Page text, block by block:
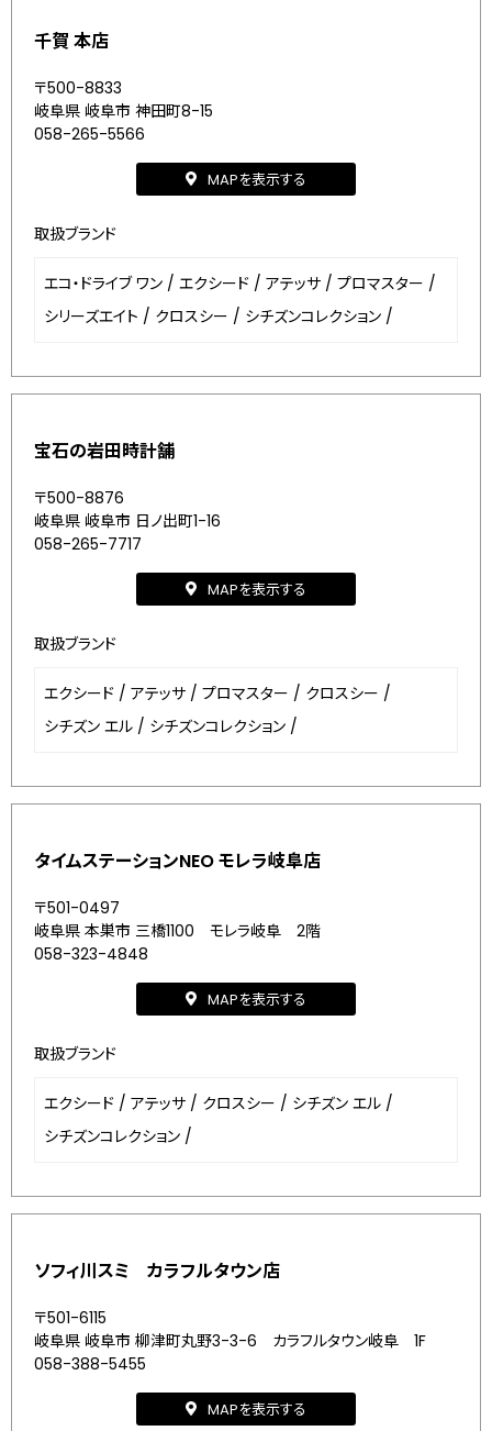
千賀 本店
〒500-8833
岐阜県 岐阜市 神田町8-15
058-265-5566
MAPを表示する
取扱ブランド
エコ・ドライブ ワン / エクシード / アテッサ / プロマスター /
シリーズエイト / クロスシー / シチズンコレクション /
宝石の岩田時計舗
〒500-8876
岐阜県 岐阜市 日ノ出町1-16
058-265-7717
MAPを表示する
取扱ブランド
エクシード / アテッサ / プロマスター / クロスシー /
シチズン エル / シチズンコレクション /
タイムステーションNEO モレラ岐阜店
〒501-0497
岐阜県 本巣市 三橋1100 モレラ岐阜 2階
058-323-4848
MAPを表示する
取扱ブランド
エクシード / アテッサ / クロスシー / シチズン エル /
シチズンコレクション /
ソフィ川スミ カラフルタウン店
〒501-6115
岐阜県 岐阜市 柳津町丸野3-3-6 カラフルタウン岐阜 1F
058-388-5455
MAPを表示する